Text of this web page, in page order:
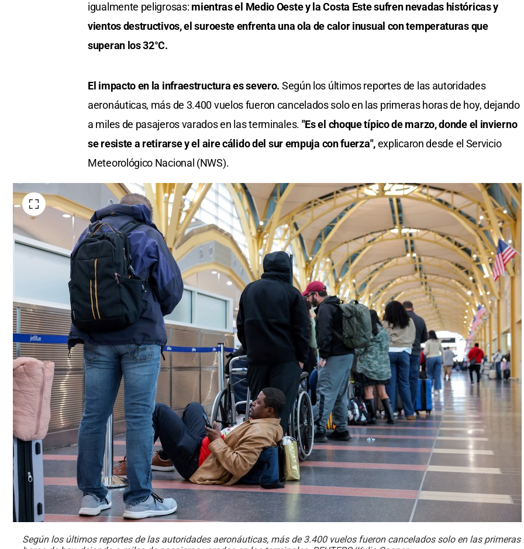
igualmente peligrosas: mientras el Medio Oeste y la Costa Este sufren nevadas históricas y
vientos destructivos, el suroeste enfrenta una ola de calor inusual con temperaturas que
superan los 32°C.
El impacto en la infraestructura es severo. Según los últimos reportes de las autoridades
aeronáuticas, más de 3.400 vuelos fueron cancelados solo en las primeras horas de hoy, dejando
a miles de pasajeros varados en las terminales. "Es el choque típico de marzo, donde el invierno
se resiste a retirarse y el aire cálido del sur empuja con fuerza",explicaron desde el Servicio
Meteorológico Nacional (NWS).
Según los últimos reportes de las autoridades aeronáuticas, más de 3.400 vuelos fueron cancelados solo en las primeras